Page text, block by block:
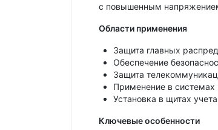
с повышенным
Области применения
Защита главных
Обеспечение
Защита
Применение в
Установка в щитах
Ключевые особенности